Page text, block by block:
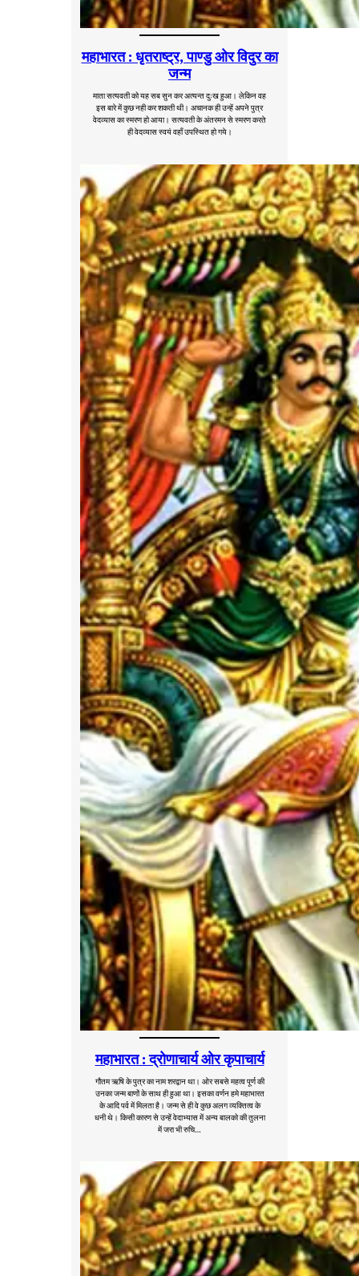
महाभारत : धृतराष्ट्र, पाण्डु ओर विदुर का
जन्म
माता सत्यवती को यह सब सुन कर अत्यन्त दुःख हुआ। लेकिन वह
इस बारे में कुछ नही कर शकती थी। अचानक ही उन्हें अपने पुत्र
वेदव्यास का स्मरण हो आया। सत्यवती के अंतरमन से स्मरण करते
ही वेदव्यास स्वयं वहाँ उपस्थित हो गये।
महाभारत : द्रोणाचार्य ओर कृपाचार्य
गौतम ऋषि के पुत्र का नाम शरद्वान था। ओर सबसे महत्व पूर्ण की
उनका जन्म बाणों के साथ ही हुआ था। इसका वर्णन हमे महाभारत
के आदि पर्व में मिलता है। जन्म से ही वे कुछ अलग व्यक्तित्व के
धनी थे। किसी कारण से उन्हें वेदाभ्यास में अन्य बालको की तुलना
में जरा भी रुचि…